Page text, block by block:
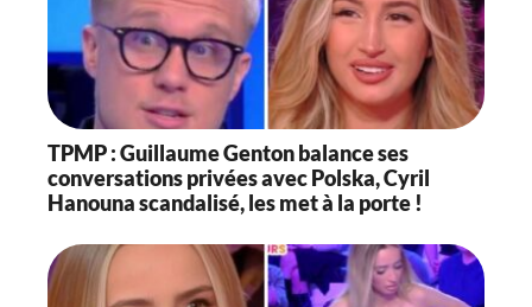
TPMP : Guillaume Genton balance ses
conversations privées avec Polska, Cyril
Hanouna scandalisé, les met à la porte !